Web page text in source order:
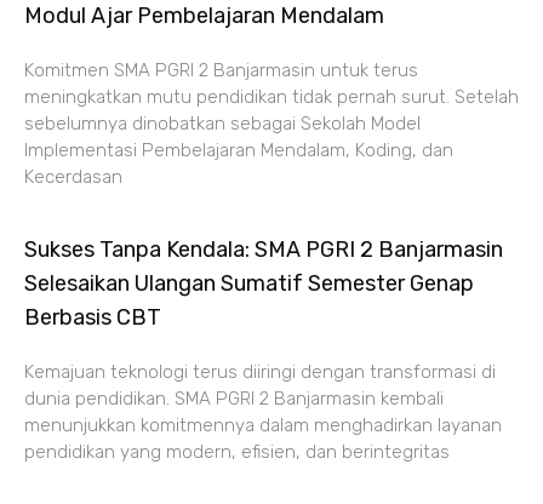
Modul Ajar Pembelajaran Mendalam
Komitmen SMA PGRI 2 Banjarmasin untuk terus
meningkatkan mutu pendidikan tidak pernah surut. Setelah
sebelumnya dinobatkan sebagai Sekolah Model
Implementasi Pembelajaran Mendalam, Koding, dan
Kecerdasan
Sukses Tanpa Kendala: SMA PGRI 2 Banjarmasin
Selesaikan Ulangan Sumatif Semester Genap
Berbasis CBT
Kemajuan teknologi terus diiringi dengan transformasi di
dunia pendidikan. SMA PGRI 2 Banjarmasin kembali
menunjukkan komitmennya dalam menghadirkan layanan
pendidikan yang modern, efisien, dan berintegritas